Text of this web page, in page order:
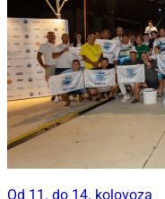
Od 11. do 14. kolovoza